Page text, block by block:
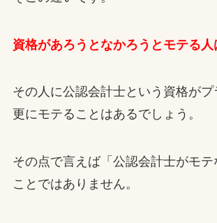
資格があろうとなかろうとモテる人
その人に公認会計士という資格が
更にモテることはあるでしょう。
その点で言えば「公認会計士がモテ
ことではありません。